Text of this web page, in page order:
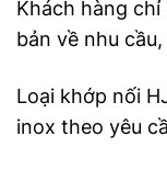
Khách hàng
bản về nhu
Loại khớp nối
inox theo yêu